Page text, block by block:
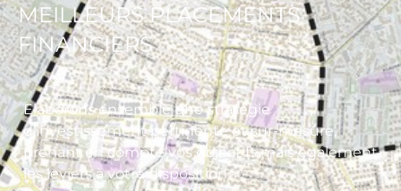
MEILLEURS PLACEMENTS
FINANCIERS
Elaborons ensemble une stratégie
d’investissement pertinente et sur-mesure,
prenant en compte vos objectifs mais également
les leviers à votre disposition